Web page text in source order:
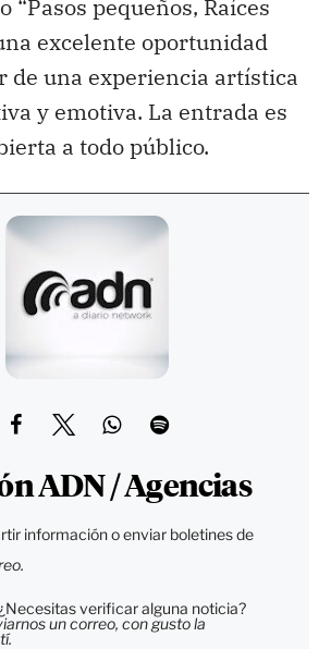
“Pasos pequeños, Raíces
excelente oportunidad
de una experiencia artística
y emotiva. La entrada es
a todo público.
ADN / Agencias
información o enviar boletines de
verificar alguna noticia?
un correo, con gusto la